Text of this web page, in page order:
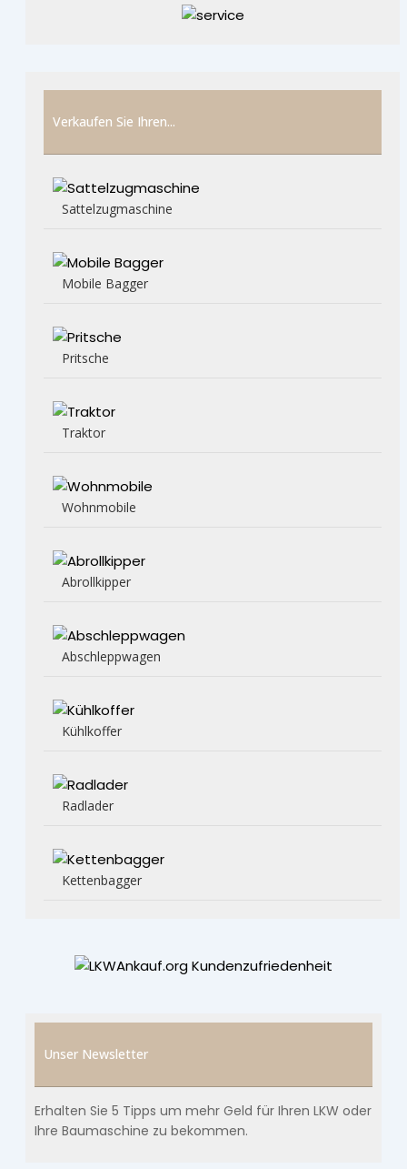
Verkaufen Sie Ihren...
Sattelzugmaschine
Mobile Bagger
Pritsche
Traktor
Wohnmobile
Abrollkipper
Abschleppwagen
Kühlkoffer
Radlader
Kettenbagger
Unser Newsletter
Erhalten Sie 5 Tipps um mehr Geld für Ihren LKW oder
Ihre Baumaschine zu bekommen.